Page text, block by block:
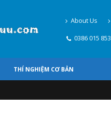
About Us
0386 015 853
THÍ NGHIỆM CƠ BẢN